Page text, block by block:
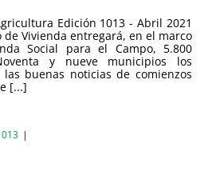
Edición 1013 - Abril 2021
Vivienda entregará, en el marco
Social para el Campo, 5.800
y nueve municipios los
buenas noticias de comienzos
[...]
|